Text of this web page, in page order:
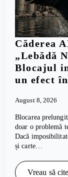
Căderea
„Lebădă
Blocajul
un efect
August 8, 2026
Blocarea
doar o problemă
Dacă
și carte…
Vreau să